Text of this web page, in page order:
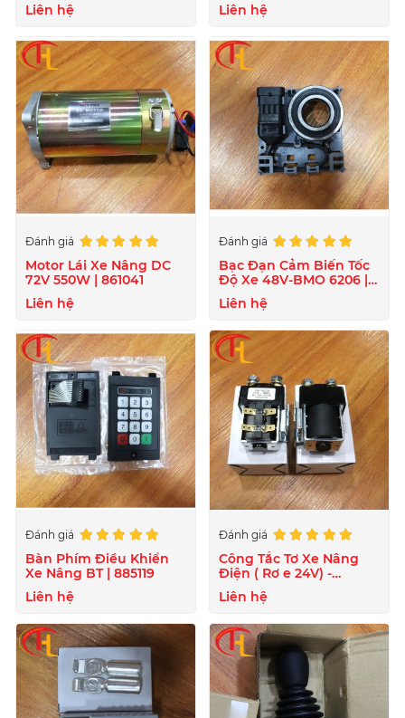
Liên hệ
Liên hệ
Đánh giá
Motor Lái Xe Nâng DC
72V 550W | 861041
Liên hệ
Đánh giá
Bạc Đạn Cảm Biến Tốc
Độ Xe 48V-BMO 6206 |
872129
Liên hệ
Đánh giá
Bàn Phím Điều Khiển
Xe Nâng BT | 885119
Liên hệ
Đánh giá
Công Tắc Tơ Xe Nâng
Điện ( Rơ e 24V) -
824020
Liên hệ